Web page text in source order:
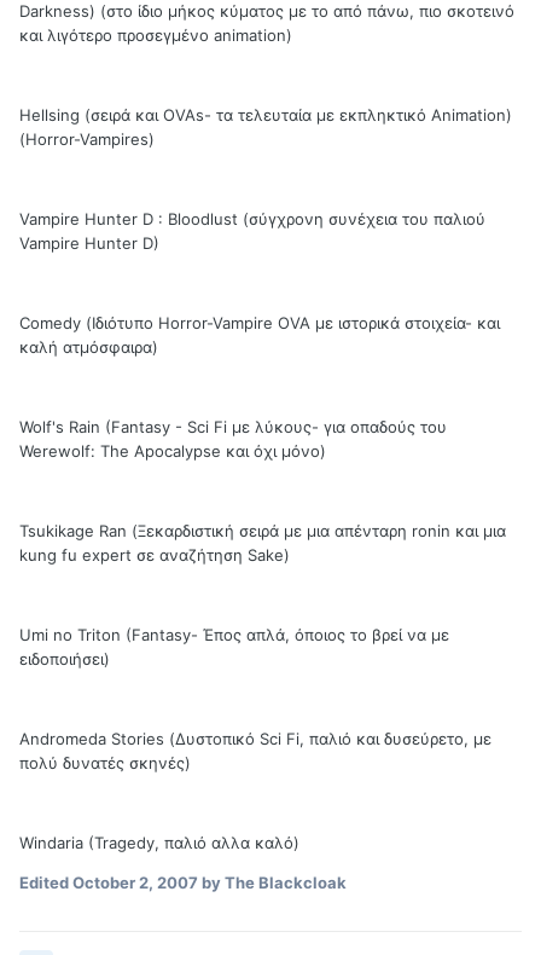
Darkness) (στο ίδιο μήκος κύματος με το από πάνω, πιο σκοτεινό
και λιγότερο προσεγμένο animation)
Hellsing (σειρά και OVAs- τα τελευταία με εκπληκτικό Animation)
(Horror-Vampires)
Vampire Hunter D : Bloodlust (σύγχρονη συνέχεια του παλιού
Vampire Hunter D)
Comedy (Ιδιότυπο Horror-Vampire OVA με ιστορικά στοιχεία- και
καλή ατμόσφαιρα)
Wolf's Rain (Fantasy - Sci Fi με λύκους- για οπαδούς του
Werewolf: The Apocalypse και όχι μόνο)
Tsukikage Ran (Ξεκαρδιστική σειρά με μια απένταρη ronin και μια
kung fu expert σε αναζήτηση Sake)
Umi no Triton (Fantasy- Έπος απλά, όποιος το βρεί να με
ειδοποιήσει)
Andromeda Stories (Δυστοπικό Sci Fi, παλιό και δυσεύρετο, με
πολύ δυνατές σκηνές)
Windaria (Tragedy, παλιό αλλα καλό)
EditedOctober 2, 2007 by The Blackcloak